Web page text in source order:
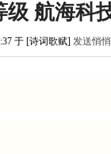
级 航海科
于 [诗词歌赋] 发送悄